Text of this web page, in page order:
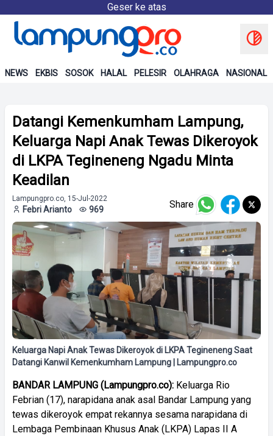
Geser ke atas
NEWS EKBIS SOSOK HALAL PELESIR OLAHRAGA NASIONAL
Datangi Kemenkumham Lampung,
Keluarga Napi Anak Tewas Dikeroyok
di LKPA Tegineneng Ngadu Minta
Keadilan
Lampungpro.co, 15-Jul-2022
Febri Arianto 969 Share
Keluarga Napi Anak Tewas Dikeroyok di LKPA Tegineneng Saat
Datangi Kanwil Kemenkumham Lampung | Lampungpro.co
BANDAR LAMPUNG (Lampungpro.co): Keluarga Rio
Febrian (17), narapidana anak asal Bandar Lampung yang
tewas dikeroyok empat rekannya sesama narapidana di
Lembaga Pembinaan Khusus Anak (LKPA) Lapas II A